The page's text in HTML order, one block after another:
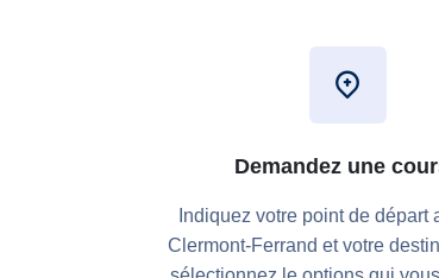
Demandez une
Indiquez votre point de départ
Clermont-Ferrand et votre